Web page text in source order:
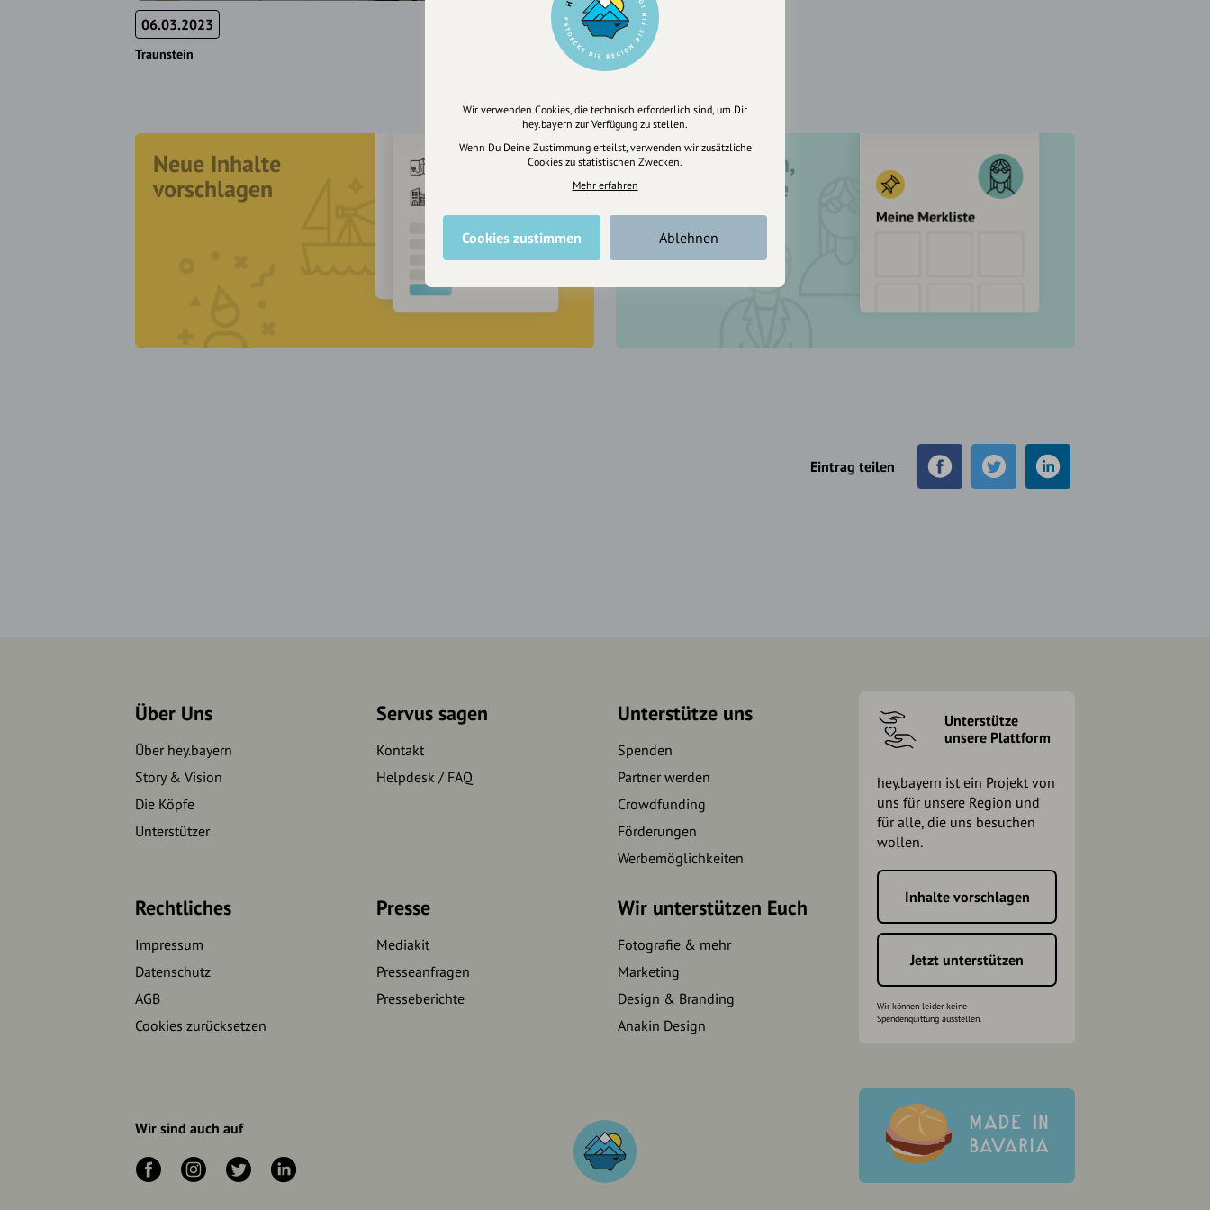
06.03.2023
Traunstein
Neue Inhalte
vorschlagen
Registriere dich,
um dir Einträge
zu merken
Eintrag teilen
Über Uns
Über hey.bayern
Story & Vision
Die Köpfe
Unterstützer
Servus sagen
Kontakt
Helpdesk / FAQ
Unterstütze uns
Spenden
Partner werden
Crowdfunding
Förderungen
Werbemöglichkeiten
Rechtliches
Impressum
Datenschutz
AGB
Cookies zurücksetzen
Presse
Mediakit
Presseanfragen
Presseberichte
Wir unterstützen Euch
Fotografie & mehr
Marketing
Design & Branding
Anakin Design
Unterstütze
unsere Plattform
hey.bayern ist ein Projekt von
uns für unsere Region und
für alle, die uns besuchen
wollen.
Inhalte vorschlagen
Jetzt unterstützen
Wir können leider keine
Spendenquittung ausstellen.
Wir sind auch auf
Wir verwenden Cookies, die technisch erforderlich sind, um Dir
hey.bayern zur Verfügung zu stellen.
Wenn Du Deine Zustimmung erteilst, verwenden wir zusätzliche
Cookies zu statistischen Zwecken.
Mehr erfahren
Cookies zustimmen Ablehnen